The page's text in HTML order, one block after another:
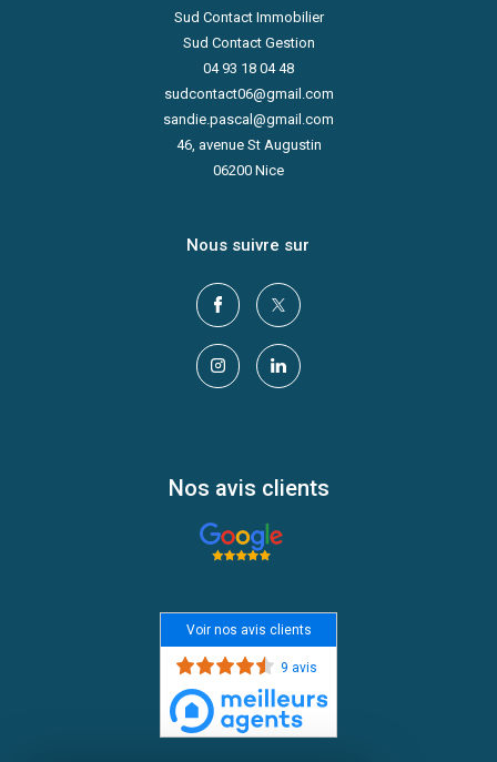
Sud Contact Immobilier
Sud Contact Gestion
04 93 18 04 48
sudcontact06@gmail.com
sandie.pascal@gmail.com
46, avenue St Augustin
06200
Nice
Nous suivre sur
Nos avis clients
Voir nos avis clients
9 avis